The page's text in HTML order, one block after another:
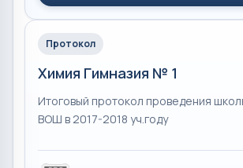
Протокол
Химия Гимназия № 1
Итоговый протокол проведения
ВОШ в 2017-2018 уч.году